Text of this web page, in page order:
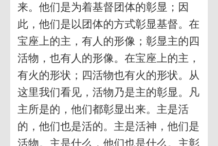
来。他们是为着基督团体的彰显；因
此，他们是以团体的方式彰显基督。在
宝座上的主，有人的形像；彰显主的四
活物，也有人的形像。在宝座上的主，
有火的形状；四活物也有火的形状。从
这里我们看见，活物乃是主的彰显。凡
主所是的，他们都彰显出来。主是活
的，他们也是活的。主是活神，他们是
活物。主是什么，他们也是什么。主彰